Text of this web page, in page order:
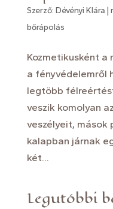
Szerző: Dévényi Klára |
bőrápolás
Kozmetikusként a
a fényvédelemről
legtöbb
veszik komolyan
veszélyeit, mások
kalapban járnak
két...
Legutóbbi